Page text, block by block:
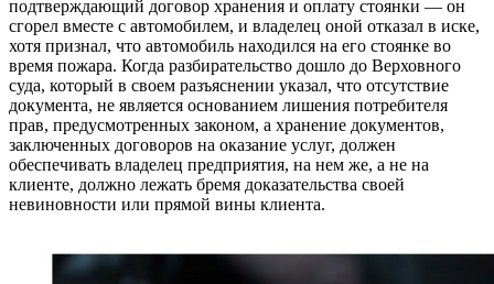
подтверждающий договор хранения и оплату стоянки — он
сгорел вместе с автомобилем, и владелец оной отказал в иске,
хотя признал, что автомобиль находился на его стоянке во
время пожара. Когда разбирательство дошло до Верховного
суда, который в своем разъяснении указал, что отсутствие
документа, не является основанием лишения потребителя
прав, предусмотренных законом, а хранение документов,
заключенных договоров на оказание услуг, должен
обеспечивать владелец предприятия, на нем же, а не на
клиенте, должно лежать бремя доказательства своей
невиновности или прямой вины клиента.